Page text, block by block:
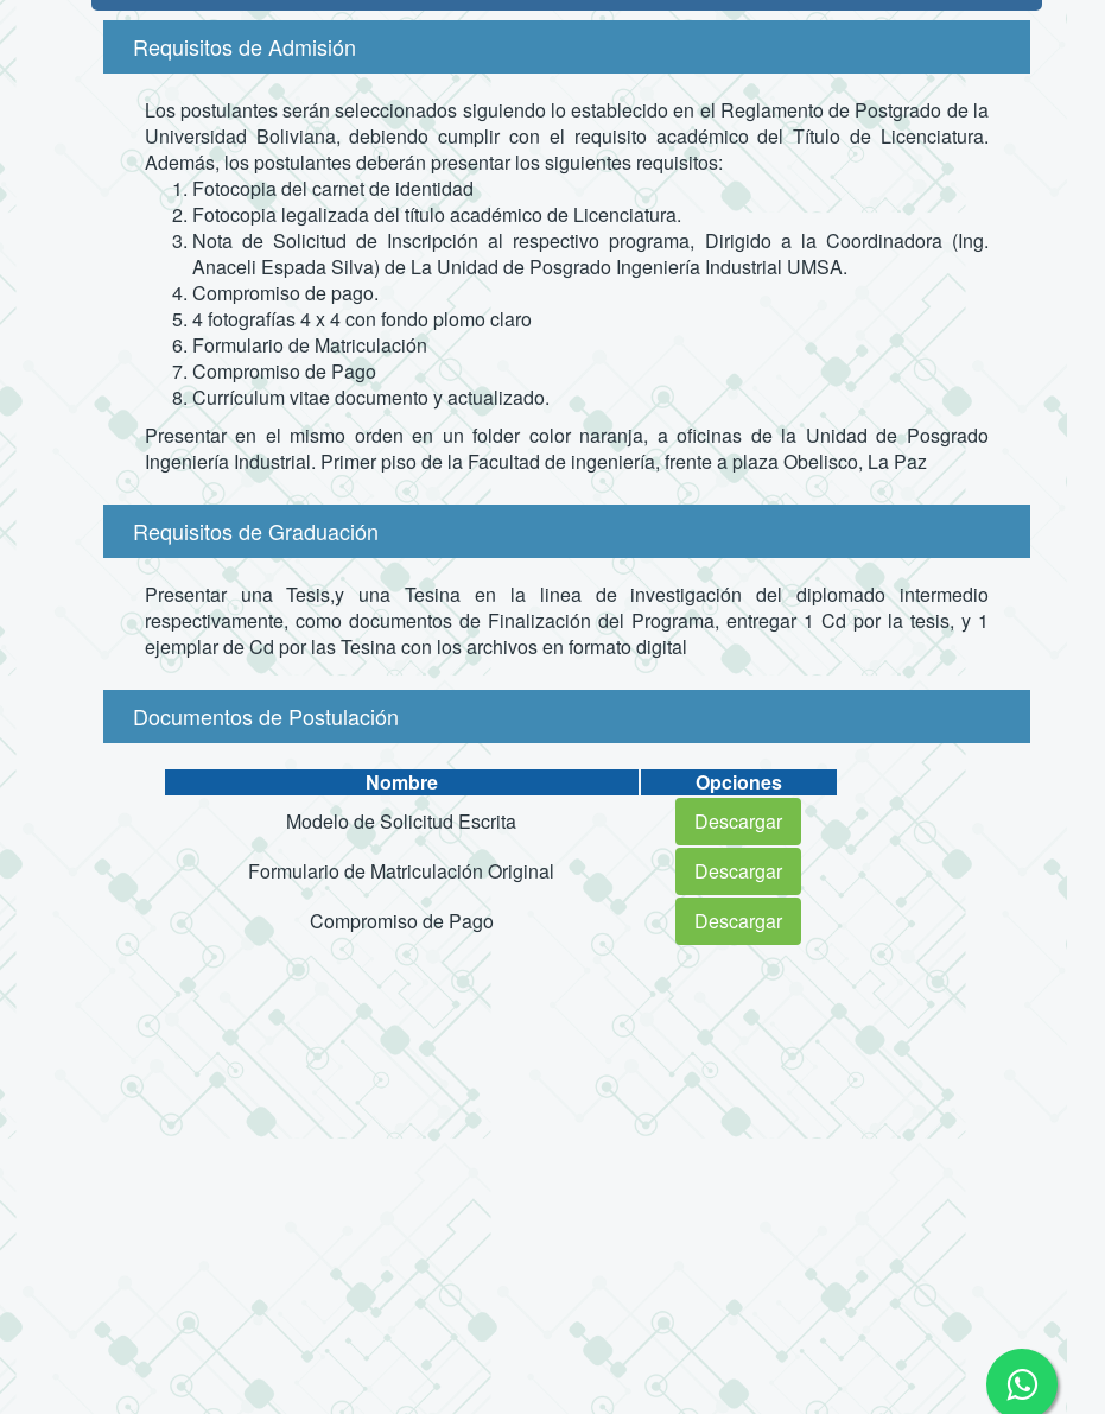
Requisitos de Admisión
Los postulantes serán seleccionados siguiendo lo establecido en el Reglamento de Postgrado de la
Universidad Boliviana, debiendo cumplir con el requisito académico del Título de Licenciatura.
Además, los postulantes deberán presentar los siguientes requisitos:
Fotocopia del carnet de identidad
Fotocopia legalizada del título académico de Licenciatura.
Nota de Solicitud de Inscripción al respectivo programa, Dirigido a la Coordinadora (Ing.
Anaceli Espada Silva) de La Unidad de Posgrado Ingeniería Industrial UMSA.
Compromiso de pago.
4 fotografías 4 x 4 con fondo plomo claro
Formulario de Matriculación
Compromiso de Pago
Currículum vitae documento y actualizado.
Presentar en el mismo orden en un folder color naranja, a oficinas de la Unidad de Posgrado
Ingeniería Industrial. Primer piso de la Facultad de ingeniería, frente a plaza Obelisco, La Paz
Requisitos de Graduación
Presentar una Tesis,y una Tesina en la linea de investigación del diplomado intermedio
respectivamente, como documentos de Finalización del Programa, entregar 1 Cd por la tesis, y 1
ejemplar de Cd por las Tesina con los archivos en formato digital
Documentos de Postulación
Nombre
Opciones
Modelo de Solicitud Escrita
Descargar
Formulario de Matriculación Original
Descargar
Compromiso de Pago
Descargar